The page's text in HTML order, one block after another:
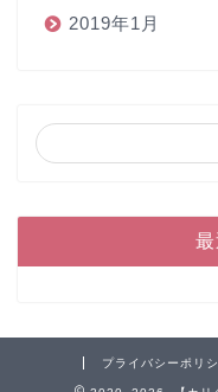
2019年1月
プライバシーポリ